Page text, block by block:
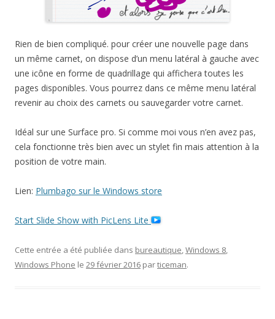
Rien de bien compliqué. pour créer une nouvelle page dans
un même carnet, on dispose d’un menu latéral à gauche avec
une icône en forme de quadrillage qui affichera toutes les
pages disponibles. Vous pourrez dans ce même menu latéral
revenir au choix des carnets ou sauvegarder votre carnet.
Idéal sur une Surface pro. Si comme moi vous n’en avez pas,
cela fonctionne très bien avec un stylet fin mais attention à la
position de votre main.
Lien: Plumbago sur le Windows store
Start Slide Show with PicLens Lite
Cette entrée a été publiée dans bureautique,Windows 8,
Windows Phone le 29 février 2016 particeman.